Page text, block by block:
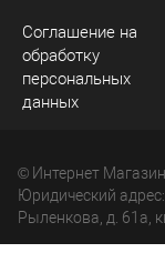
Соглашение на
обработку
персональных
данных
© Интернет
Юридический
Рыленкова, д. 61а,